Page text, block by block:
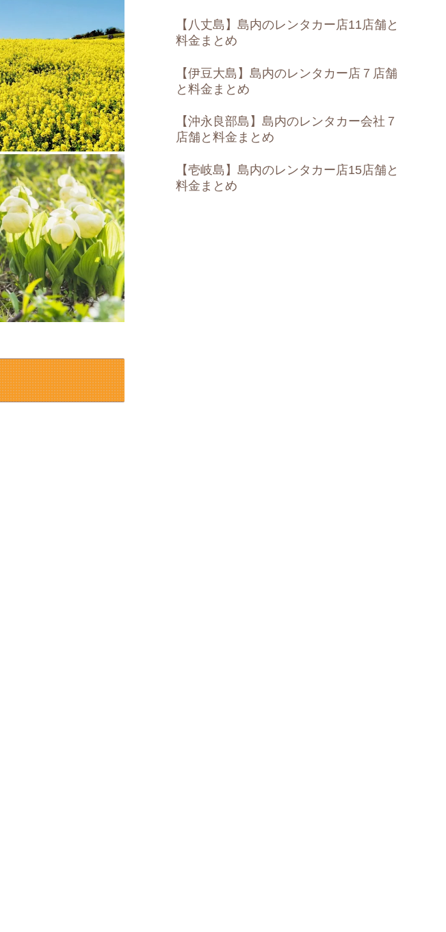
【八丈島】島内のレンタカー店11店舗と
料金まとめ
【伊豆大島】島内のレンタカー店７店舗
と料金まとめ
【沖永良部島】島内のレンタカー会社７
店舗と料金まとめ
【壱岐島】島内のレンタカー店15店舗と
料金まとめ